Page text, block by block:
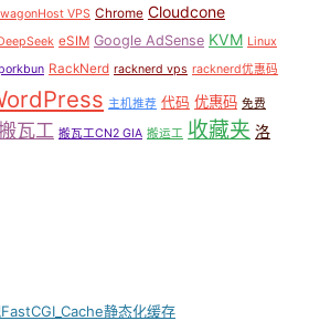
VPS Chrome Cloudcone
eSIM Google AdSense KVM Linux
RackNerd racknerd vps racknerd优惠码
主机推荐 代码 优惠码 免费
瓦工 搬瓦工CN2 GIA 搬运工 收藏夹 洛
静态化缓存